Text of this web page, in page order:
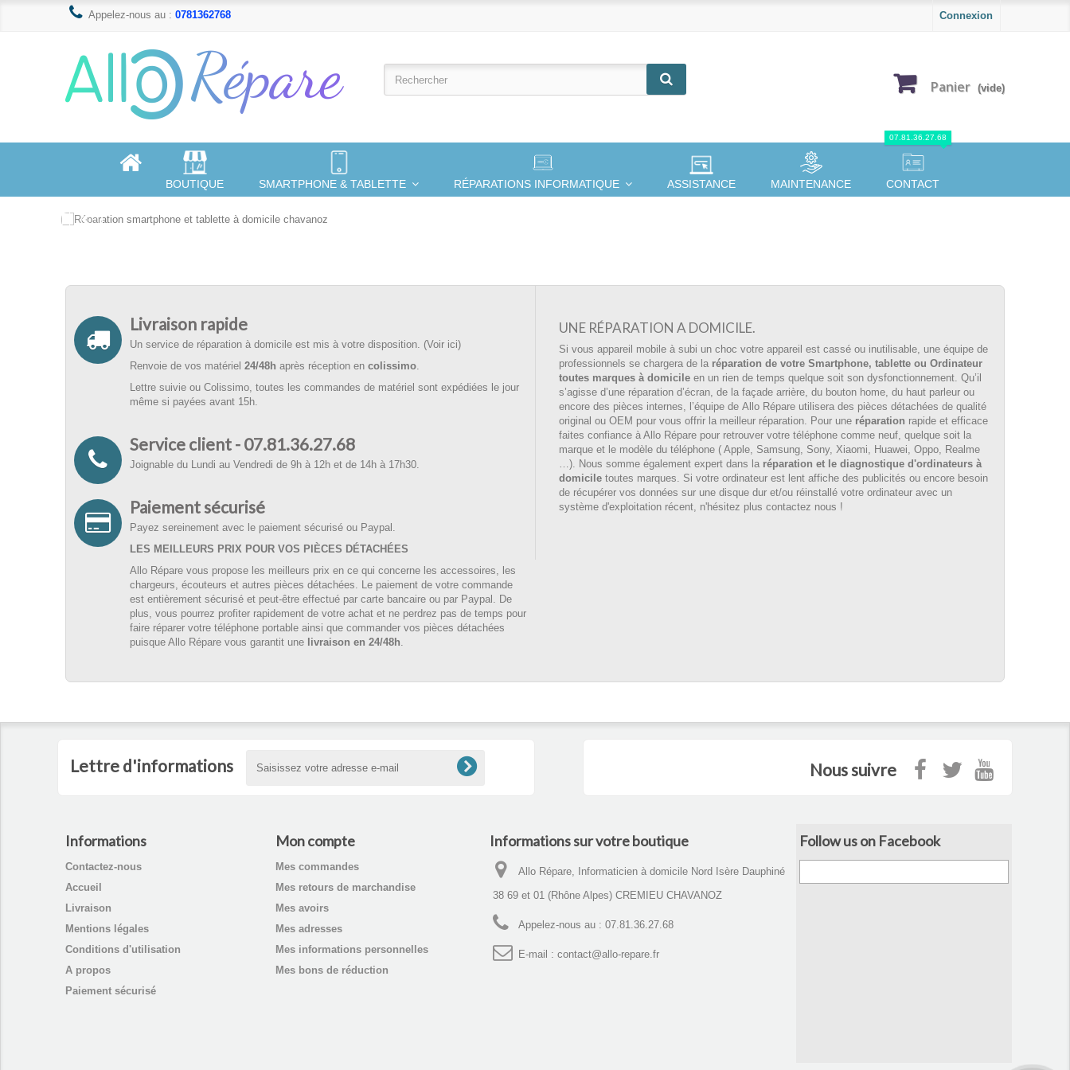
Connexion
Appelez-nous au : 0781362768
Panier (vide)
BOUTIQUE SMARTPHONE & TABLETTE RÉPARATIONS INFORMATIQUE ASSISTANCE MAINTENANCE CONTACT
07.81.36.27.68
Livraison rapide
Un service de réparation à domicile est mis à votre disposition. (Voir ici)
Renvoie de vos matériel 24/48h après réception en colissimo.
Lettre suivie ou Colissimo, toutes les commandes de matériel sont expédiées le jour
même si payées avant 15h.
Service client - 07.81.36.27.68
Joignable du Lundi au Vendredi de 9h à 12h et de 14h à 17h30.
Paiement sécurisé
Payez sereinement avec le paiement sécurisé ou Paypal.
LES MEILLEURS PRIX POUR VOS PIÈCES DÉTACHÉES
Allo Répare vous propose les meilleurs prix en ce qui concerne les accessoires, les
chargeurs, écouteurs et autres pièces détachées. Le paiement de votre commande
est entièrement sécurisé et peut-être effectué par carte bancaire ou par Paypal. De
plus, vous pourrez profiter rapidement de votre achat et ne perdrez pas de temps pour
faire réparer votre téléphone portable ainsi que commander vos pièces détachées
puisque Allo Répare vous garantit une livraison en 24/48h.
UNE RÉPARATION A DOMICILE.
Si vous appareil mobile à subi un choc votre appareil est cassé ou inutilisable, une équipe de
professionnels se chargera de la réparation de votre Smartphone, tablette ou Ordinateur
toutes marques à domicile en un rien de temps quelque soit son dysfonctionnement. Qu’il
s’agisse d’une réparation d’écran, de la façade arrière, du bouton home, du haut parleur ou
encore des pièces internes, l’équipe de Allo Répare utilisera des pièces détachées de qualité
original ou OEM pour vous offrir la meilleur réparation. Pour une réparation rapide et efficace
faites confiance à Allo Répare pour retrouver votre téléphone comme neuf, quelque soit la
marque et le modèle du téléphone ( Apple, Samsung, Sony, Xiaomi, Huawei, Oppo, Realme
…). Nous somme également expert dans la réparation et le diagnostique d'ordinateurs à
domicile toutes marques. Si votre ordinateur est lent affiche des publicités ou encore besoin
de récupérer vos données sur une disque dur et/ou réinstallé votre ordinateur avec un
système d'exploitation récent, n'hésitez plus contactez nous !
Lettre d'informations Nous suivre
Informations
Contactez-nous
Accueil
Livraison
Mentions légales
Conditions d'utilisation
A propos
Paiement sécurisé
Mon compte
Mes commandes
Mes retours de marchandise
Mes avoirs
Mes adresses
Mes informations personnelles
Mes bons de réduction
Informations sur votre boutique
Allo Répare, Informaticien à domicile Nord Isère Dauphiné
38 69 et 01 (Rhône Alpes) CREMIEU CHAVANOZ
Appelez-nous au : 07.81.36.27.68
E-mail : contact@allo-repare.fr
Follow us on Facebook